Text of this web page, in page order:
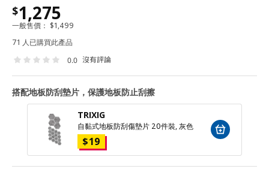
$1,275
一般售價： $1,499
71 人已購買此產品
0.0 沒有評論
搭配地板防刮墊片，保護地板防止刮擦
TRIXIG
自黏式地板防刮傷墊片 20件裝, 灰色
$19